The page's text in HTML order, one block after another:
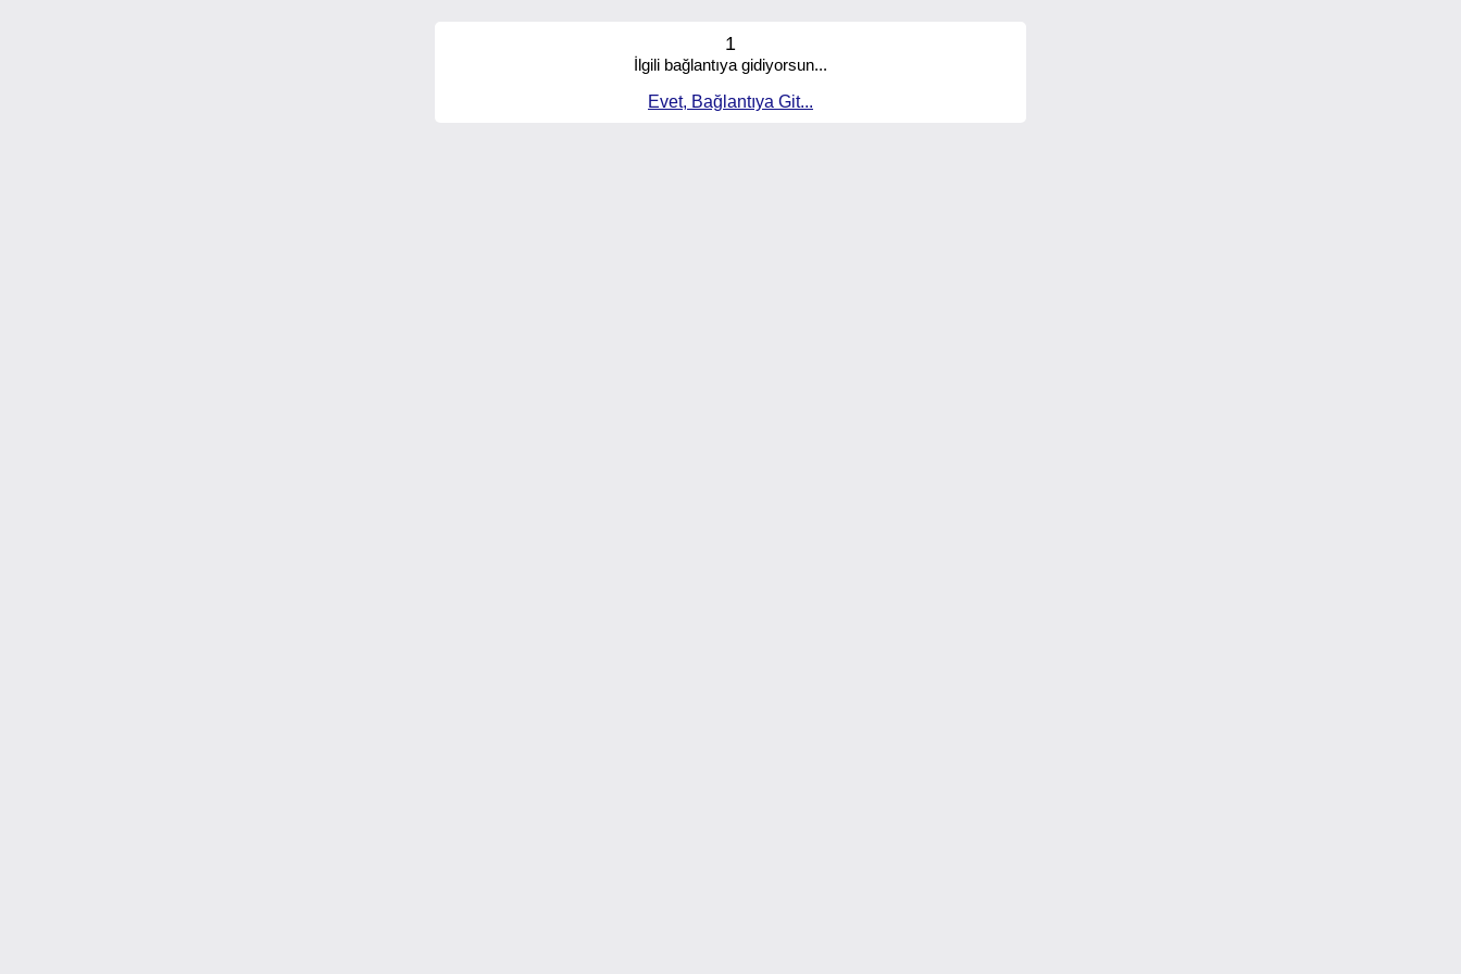
1
İlgili bağlantıya gidiyorsun...
Evet, Bağlantıya Git...